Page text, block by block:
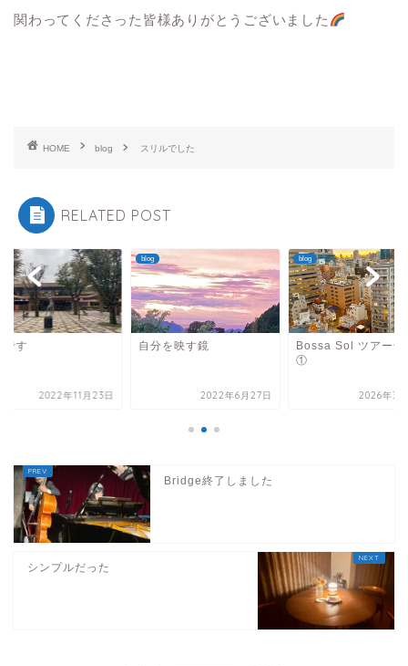
関わってくださった皆様ありがとうございました
HOME blog スリルでした
RELATED POST
です
2022年11月23日
blog
自分を映す鏡
2022年6月27日
blog
Bossa Sol ツアー千
①
2026年3
Bridge終了しました
シンプルだった